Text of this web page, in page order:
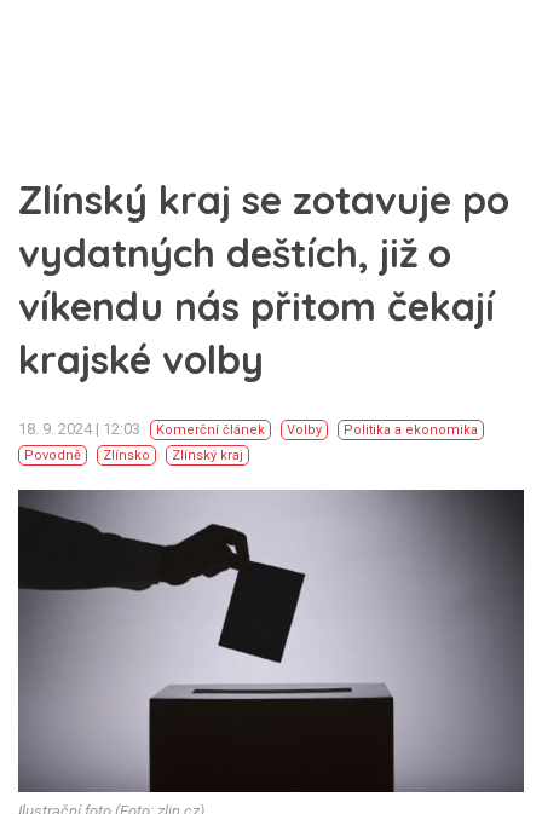
Zlínský kraj se zotavuje po
vydatných deštích, již o
víkendu nás přitom čekají
krajské volby
18. 9. 2024 | 12:03 Komerční článek Volby
Politika a ekonomika
Povodně
Zlínsko Zlínský kraj